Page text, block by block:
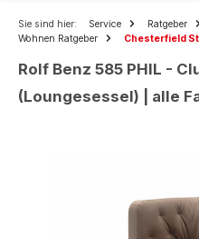
Sie sind hier: Service Ratgeber
Wohnen Ratgeber
Chesterfield
Rolf Benz 585 PHIL -
(Loungesessel) | alle